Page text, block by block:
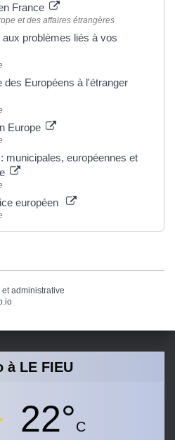
France
et des affaires étrangères
problèmes liés à vos
des Européens à l'étranger
Europe
municipales, européennes et
européen
administrative
à LE FIEU
22°C